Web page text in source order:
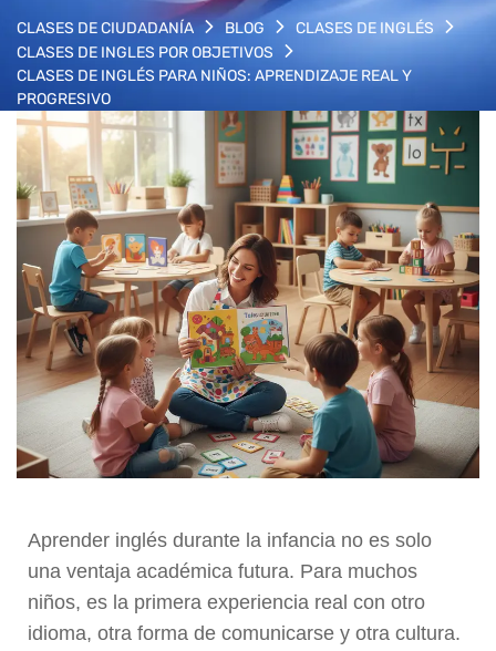
CLASES DE CIUDADANÍA BLOG
CLASES DE INGLÉS
CLASES DE INGLES POR OBJETIVOS
CLASES DE INGLÉS PARA NIÑOS: APRENDIZAJE REAL Y
PROGRESIVO
Aprender inglés durante la infancia no es solo
una ventaja académica futura. Para muchos
niños, es la primera experiencia real con otro
idioma, otra forma de comunicarse y otra cultura.